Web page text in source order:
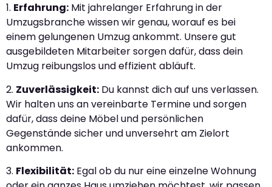
1. Erfahrung: Mit jahrelanger Erfahrung in der
Umzugsbranche wissen wir genau, worauf es bei
einem gelungenen Umzug ankommt. Unsere gut
ausgebildeten Mitarbeiter sorgen dafür, dass dein
Umzug reibungslos und effizient abläuft.
2. Zuverlässigkeit: Du kannst dich auf uns verlassen.
Wir halten uns an vereinbarte Termine und sorgen
dafür, dass deine Möbel und persönlichen
Gegenstände sicher und unversehrt am Zielort
ankommen.
3. Flexibilität: Egal ob du nur eine einzelne Wohnung